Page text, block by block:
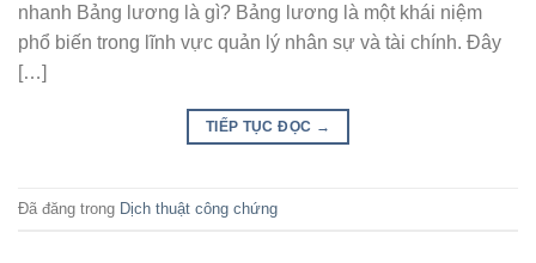
nhanh Bảng lương là gì? Bảng lương là một khái niệm
phổ biến trong lĩnh vực quản lý nhân sự và tài chính. Đây
[…]
TIẾP TỤC ĐỌC →
Đã đăng trong Dịch thuật công chứng